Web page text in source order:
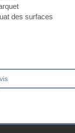
des surfaces